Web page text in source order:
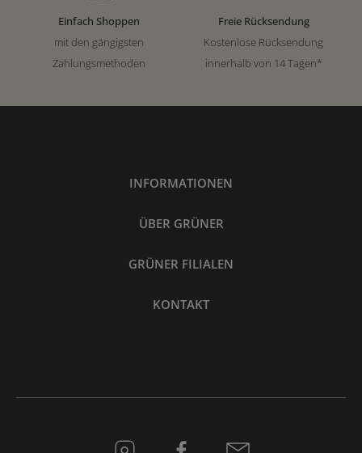
Einfach Shoppen
mit den gängigsten
Zahlungsmethoden
Freie Rücksendung
Kostenlose Rücksendung
innerhalb von 14 Tagen*
INFORMATIONEN
ÜBER GRÜNER
GRÜNER FILIALEN
KONTAKT